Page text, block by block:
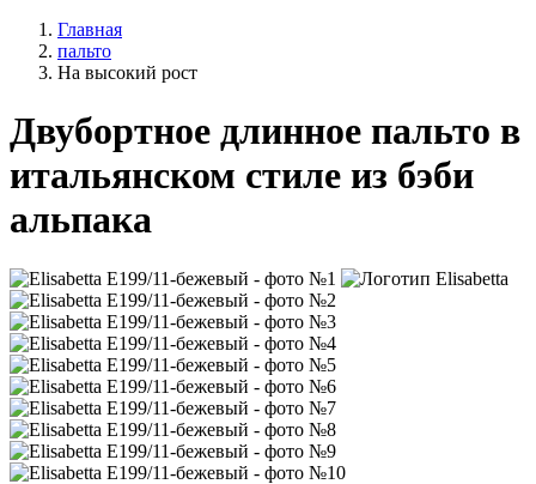
Главная
пальто
На высокий рост
Двубортное длинное пальто в
итальянском стиле из бэби
альпака